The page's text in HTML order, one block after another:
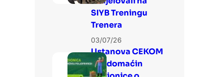
SIYB Treningu
Trenera
03/07/26
Ustanova CEKOM
3LJ domaćin